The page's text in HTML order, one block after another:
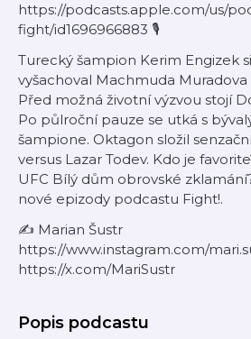
https://podcasts.apple.com/us/
fight/id1696966883 🎙️
Turecký šampion Kerim Engizek
vyšachoval Machmuda
Před možná životní výzvou stojí
Po půlroční pauze se utká s
šampione. Oktagon složil
versus Lazar Todev. Kdo je
UFC Bílý dům obrovské
nové epizody podcastu Fight!.
✍️ Marian Šustr
https://www.instagram.com/
https://x.com/MariSustr
Popis podcastu